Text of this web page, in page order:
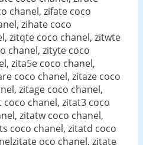
chanel, zifate coco
zihate coco
zitqte coco chanel, zitwte
chanel, zityte coco
zita5e coco chanel,
coco chanel, zitaze coco
zitage coco chanel,
chanel, zitat3 coco
zitatw coco chanel,
coco chanel, zitatd coco
oco chanel, zitate